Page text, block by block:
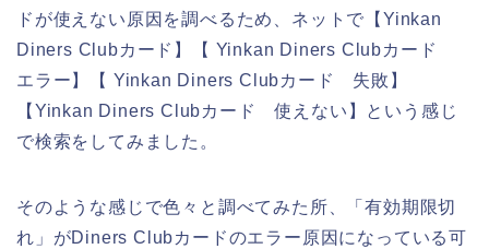
ドが使えない原因を調べるため、ネットで【Yinkan
Diners Clubカード】【 Yinkan Diners Clubカード
エラー】【 Yinkan Diners Clubカード 失敗】
【Yinkan Diners Clubカード 使えない】という感じ
で検索をしてみました。
そのような感じで色々と調べてみた所、「有効期限切
れ」がDiners Clubカードのエラー原因になっている可